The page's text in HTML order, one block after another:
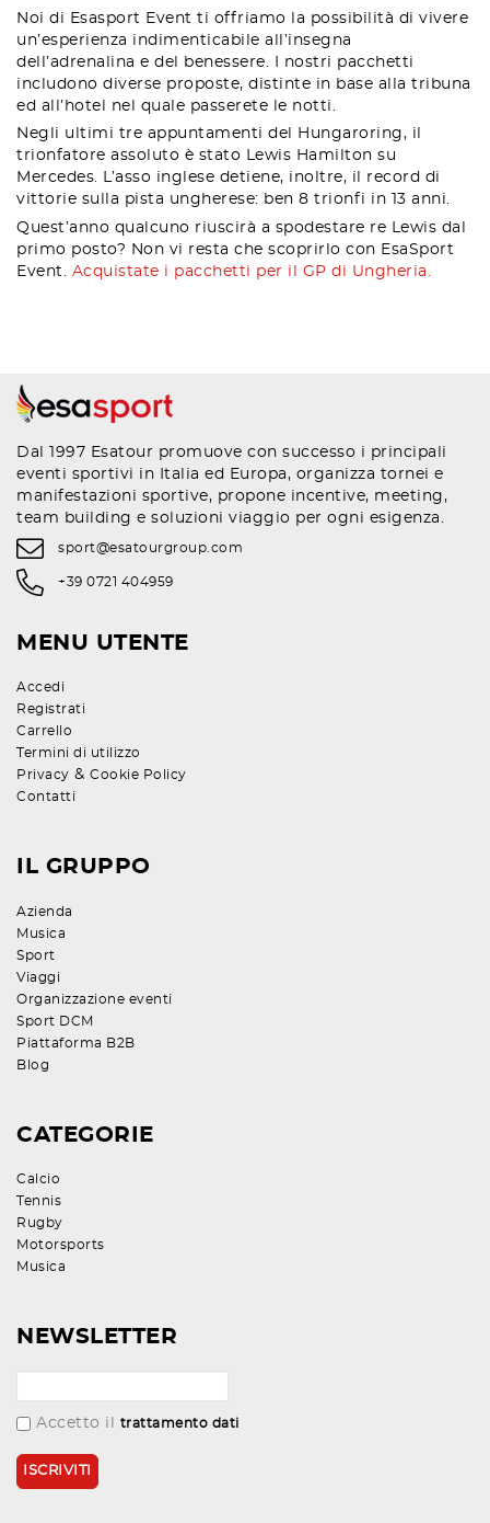
Noi di Esasport Event ti offriamo la possibilità di vivere
un’esperienza indimenticabile all’insegna
dell’adrenalina e del benessere. I nostri pacchetti
includono diverse proposte, distinte in base alla tribuna
ed all’hotel nel quale passerete le notti.
Negli ultimi tre appuntamenti del Hungaroring, il
trionfatore assoluto è stato Lewis Hamilton su
Mercedes. L’asso inglese detiene, inoltre, il record di
vittorie sulla pista ungherese: ben 8 trionfi in 13 anni.
Quest’anno qualcuno riuscirà a spodestare re Lewis dal
primo posto? Non vi resta che scoprirlo con EsaSport
Event. Acquistate i pacchetti per il GP di Ungheria.
Dal 1997 Esatour promuove con successo i principali
eventi sportivi in Italia ed Europa, organizza tornei e
manifestazioni sportive, propone incentive, meeting,
team building e soluzioni viaggio per ogni esigenza.
sport@esatourgroup.com
+39 0721 404959
MENU UTENTE
Accedi
Registrati
Carrello
Termini di utilizzo
Privacy & Cookie Policy
Contatti
IL GRUPPO
Azienda
Musica
Sport
Viaggi
Organizzazione eventi
Sport DCM
Piattaforma B2B
Blog
CATEGORIE
Calcio
Tennis
Rugby
Motorsports
Musica
NEWSLETTER
Accetto il trattamento dati